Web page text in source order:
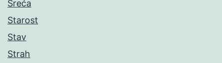
Sreća
Starost
Stav
Strah